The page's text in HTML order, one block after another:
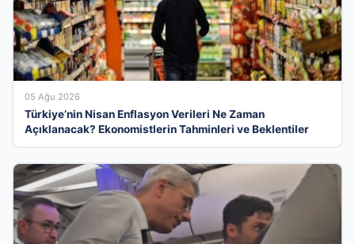
05 Ağu 2026
Türkiye’nin Nisan Enflasyon Verileri Ne Zaman
Açıklanacak? Ekonomistlerin Tahminleri ve Beklentiler